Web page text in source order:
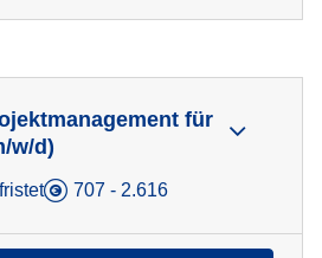
für
w/d)
707 - 2.616